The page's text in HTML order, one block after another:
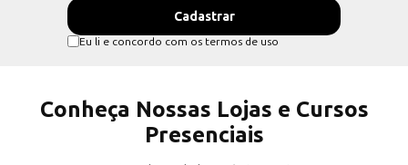
Eu li e concordo com os termos de uso
Conheça Nossas Lojas e Cursos
Presenciais